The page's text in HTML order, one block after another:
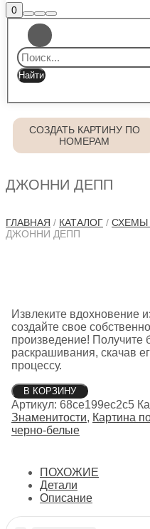
0Боковая
панель
магазина
Найти
Больше
информации
Главное
меню
СОЗДАТЬ КАРТИНУ ПО
НОМЕРАМ
ДЖОННИ ДЕПП
ГЛАВНАЯ / КАТАЛОГ / СХЕМЫ
ДЖОННИ ДЕПП
Извлеките вдохновение
создайте свое
произведение! Получите
раскрашивания, скачав
процессу.
Количество
товара
Джонни
Депп
В КОРЗИНУ
Артикул: 68ce199ec2c5
Знаменитости, Картина
черно-белые
ПОХОЖИЕ
Детали
Описание